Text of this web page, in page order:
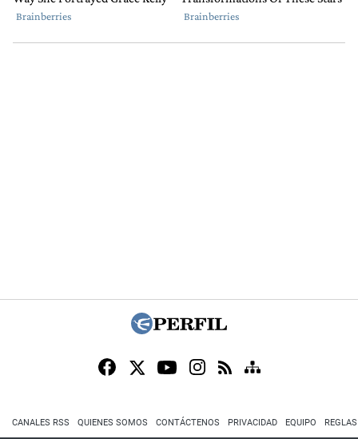
CANALES RSS QUIENES SOMOS CONTÁCTENOS PRIVACIDAD EQUIPO